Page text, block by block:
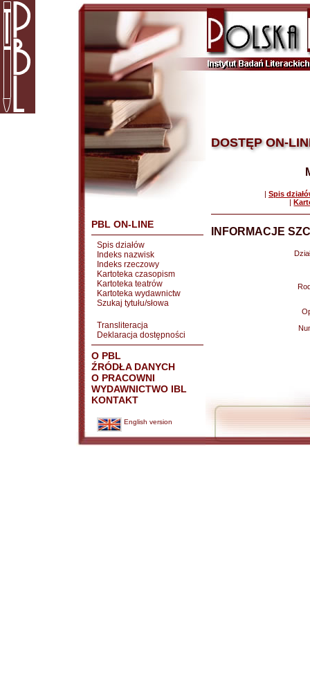
PBL ON-LINE
Spis działów
Indeks nazwisk
Indeks rzeczowy
Kartoteka czasopism
Kartoteka teatrów
Kartoteka wydawnictw
Szukaj tytułu/słowa
Transliteracja
Deklaracja dostępności
O PBL
ŹRÓDŁA DANYCH
O PRACOWNI
WYDAWNICTWO IBL
KONTAKT
English version
DOSTĘP ON-
| Spis
|
INFORMACJE